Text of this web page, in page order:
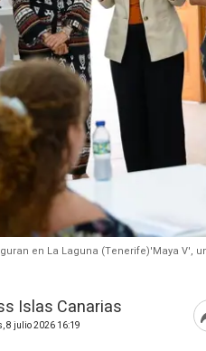
en La Laguna (Tenerife)'Maya V',
Islas Canarias
8 julio 2026 16:19